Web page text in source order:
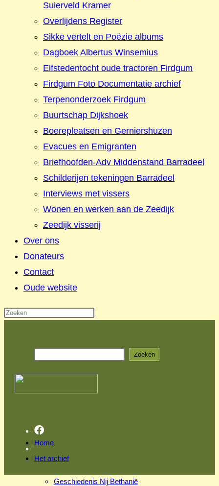
Suierveld Kramer
Overlijdens Register
Sikke vertelt en Poëzie albums
Dagboek Albertus Winsemius
Elfstedentocht oude tractoren Firdgum
Firdgum Foto Documentatie archief
Terpenonderzoek Firdgum
Buurtschap Dijkshoek
Boerepleatsen en Gerniershuzen
Evacues en Emigranten
Briefhoofden-Adv Middenstand Barradeel
Schilderijen tekeningen Barradeel
Interviews met vissers
Wonen en werken aan de Zeedijk
Zeedijk visserij
Over ons
Donateurs
Contact
Oude website
Zoeken
Home
Het archief
Geschiedenis Nij Bethanië